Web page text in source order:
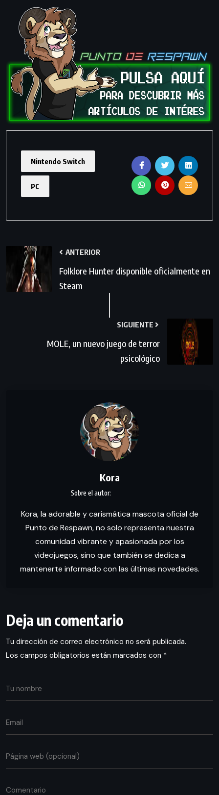
Nintendo Switch
PC
ANTERIOR
Folklore Hunter disponible oficialmente en
Steam
SIGUIENTE
MOLE, un nuevo juego de terror
psicológico
Kora
Kora, la adorable y carismática mascota oficial de
Punto de Respawn, no solo representa nuestra
comunidad vibrante y apasionada por los
videojuegos, sino que también se dedica a
mantenerte informado con las últimas novedades.
Deja un comentario
Tu dirección de correo electrónico no será publicada.
Los campos obligatorios están marcados con *